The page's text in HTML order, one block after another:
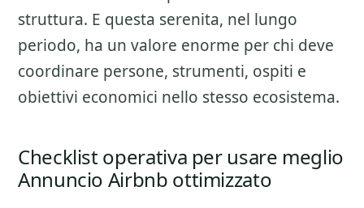
struttura. E questa serenita, nel lungo
periodo, ha un valore enorme per chi deve
coordinare persone, strumenti, ospiti e
obiettivi economici nello stesso ecosistema.
Checklist operativa per usare meglio
Annuncio Airbnb ottimizzato